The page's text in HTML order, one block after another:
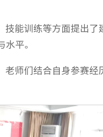
能训练等方面提出
平。
师们结合自身参赛经